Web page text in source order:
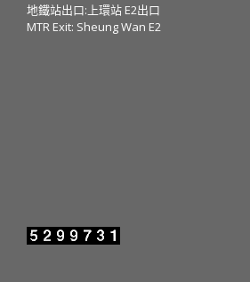
地鐵站出口:上環站 E2出口
MTR Exit: Sheung Wan E2